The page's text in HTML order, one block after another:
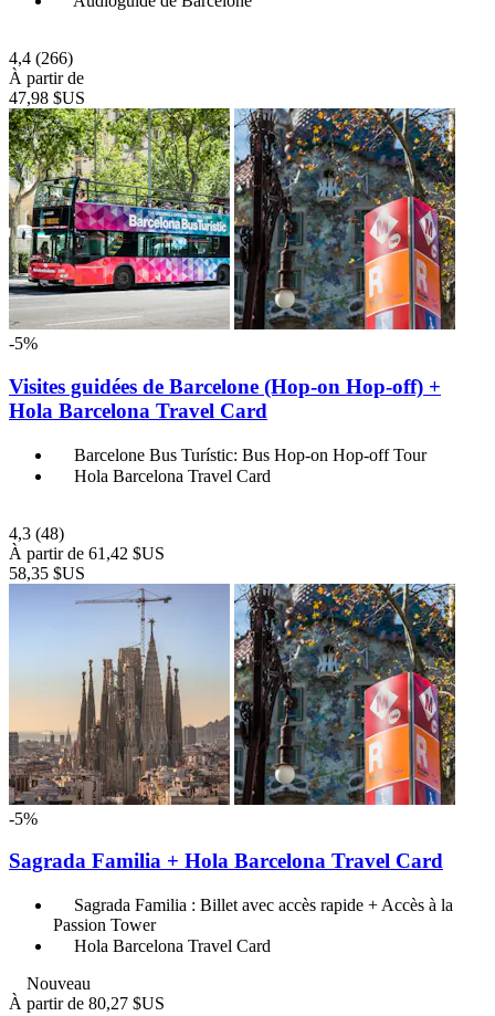
4,4 (266)
À partir de
47,98 $US
-5%
Visites guidées de Barcelone (Hop-on Hop-off) +
Hola Barcelona Travel Card
Barcelone Bus Turístic: Bus Hop-on Hop-off Tour
Hola Barcelona Travel Card
4,3 (48)
À partir de 61,42 $US
58,35 $US
-5%
Sagrada Familia + Hola Barcelona Travel Card
Sagrada Familia : Billet avec accès rapide + Accès à la
Passion Tower
Hola Barcelona Travel Card
Nouveau
À partir de 80,27 $US